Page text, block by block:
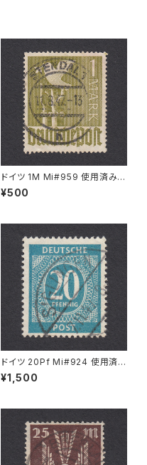
ドイツ 1M Mi#959 使用済み切
手｜STENDAL 11.8.1947
¥500
ドイツ 20Pf Mi#924 使用済み
切手｜SIGLINGEN 7.11.1947
¥1,500